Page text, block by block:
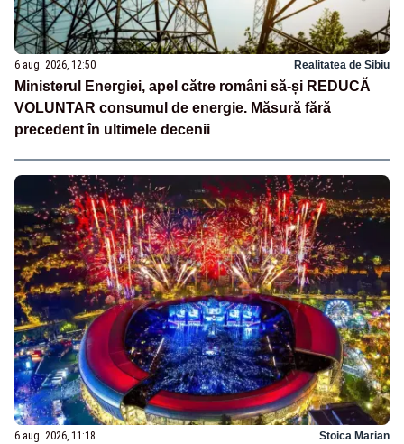
6 aug. 2026, 12:50 Realitatea de Sibiu
Ministerul Energiei, apel către români să-și REDUCĂ
VOLUNTAR consumul de energie. Măsură fără
precedent în ultimele decenii
6 aug. 2026, 11:18 Stoica Marian